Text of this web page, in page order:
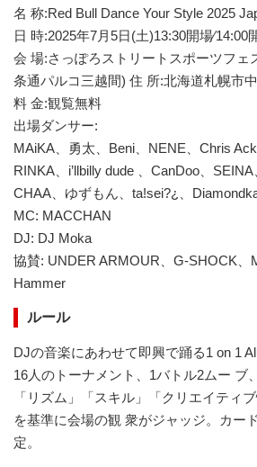
名 称:Red Bull Dance Your Style 2025
日 時:2025年7月5日(土)13:30開場∕14:00
会 場:さっぽろストリートスポーツフェ
条通パルコ三越間) 住 所:北海道札幌市
料 金:観覧無料
出場ダンサー:
MAiKA、勇太、Beni、NENE、Chris
RINKA、i’llbilly dude 、CanDoo、SEINA
CHAA、ゆずもん、ta!sei?¿、
MC: MACCHAN
DJ: DJ Moka
協賛: UNDER ARMOUR、G-SHOCK、
Hammer
ルール
DJの音楽にあわせて即興で踊る1 on 1
16人のトーナメント、1バトル2ムー ブ
「リズム」「スキル」「クリエイティ
を基準に会場の観 衆がジャッジ。カー
定。